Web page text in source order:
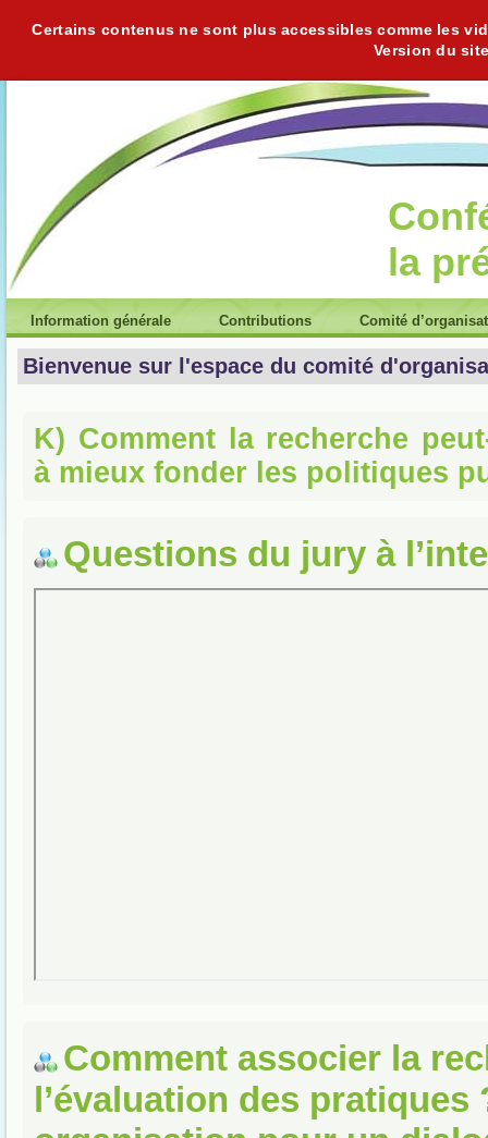
Certains contenus ne sont plus accessibles comme les
Version du
la
Information générale Contributions Comité
Bienvenue sur l'espace du comité
K) Comment la recherche
à mieux fonder les politiques
Questions du jury à
Comment associer la
l’évaluation des pratiques